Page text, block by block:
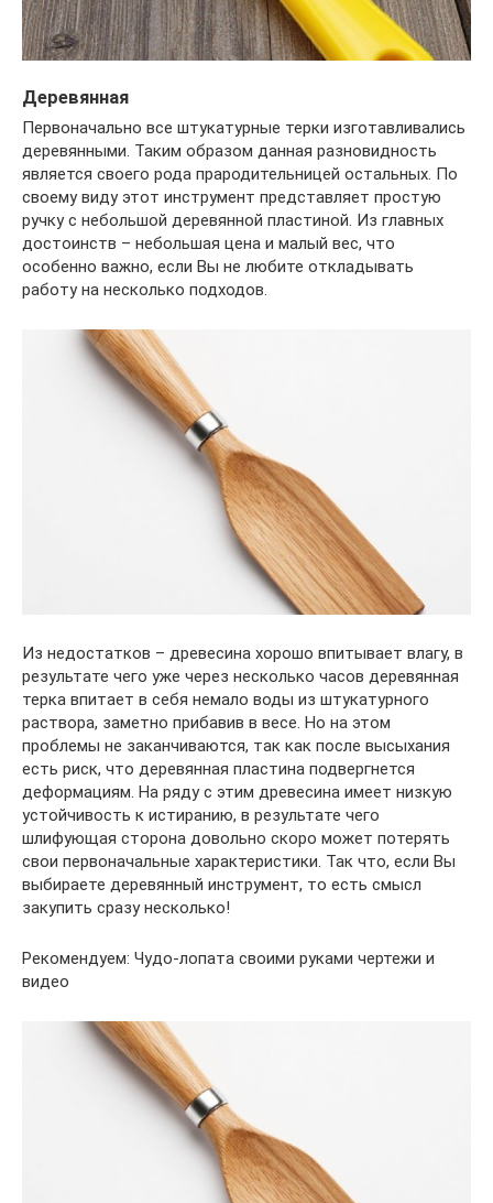
Деревянная
Первоначально все штукатурные терки изготавливались
деревянными. Таким образом данная разновидность
является своего рода прародительницей остальных. По
своему виду этот инструмент представляет простую
ручку с небольшой деревянной пластиной. Из главных
достоинств – небольшая цена и малый вес, что
особенно важно, если Вы не любите откладывать
работу на несколько подходов.
Из недостатков – древесина хорошо впитывает влагу, в
результате чего уже через несколько часов деревянная
терка впитает в себя немало воды из штукатурного
раствора, заметно прибавив в весе. Но на этом
проблемы не заканчиваются, так как после высыхания
есть риск, что деревянная пластина подвергнется
деформациям. На ряду с этим древесина имеет низкую
устойчивость к истиранию, в результате чего
шлифующая сторона довольно скоро может потерять
свои первоначальные характеристики. Так что, если Вы
выбираете деревянный инструмент, то есть смысл
закупить сразу несколько!
Рекомендуем: Чудо-лопата своими руками чертежи и
видео